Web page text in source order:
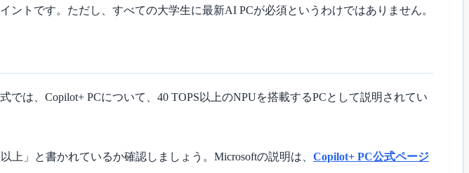
トです。ただし、すべての大学生に最新AI PCが必須というわけではありません。
では、Copilot+ PCについて、40 TOPS以上のNPUを搭載するPCとして説明されてい
上」と書かれているか確認しましょう。Microsoftの説明は、 Copilot+ PC公式ページ